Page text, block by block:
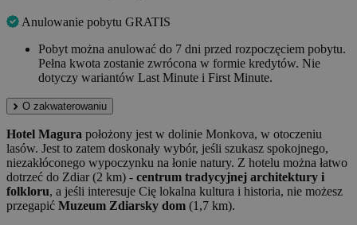
Anulowanie pobytu GRATIS
Pobyt można anulować do 7 dni przed rozpoczęciem pobytu.
Pełna kwota zostanie zwrócona w formie kredytów. Nie
dotyczy wariantów Last Minute i First Minute.
O zakwaterowaniu
Hotel Magura położony jest w dolinie Monkova, w otoczeniu
lasów. Jest to zatem doskonały wybór, jeśli szukasz spokojnego,
niezakłóconego wypoczynku na łonie natury. Z hotelu można łatwo
dotrzeć do Zdiar (2 km) - centrum tradycyjnej architektury i
folkloru, a jeśli interesuje Cię lokalna kultura i historia, nie możesz
przegapić Muzeum Zdiarsky dom (1,7 km).